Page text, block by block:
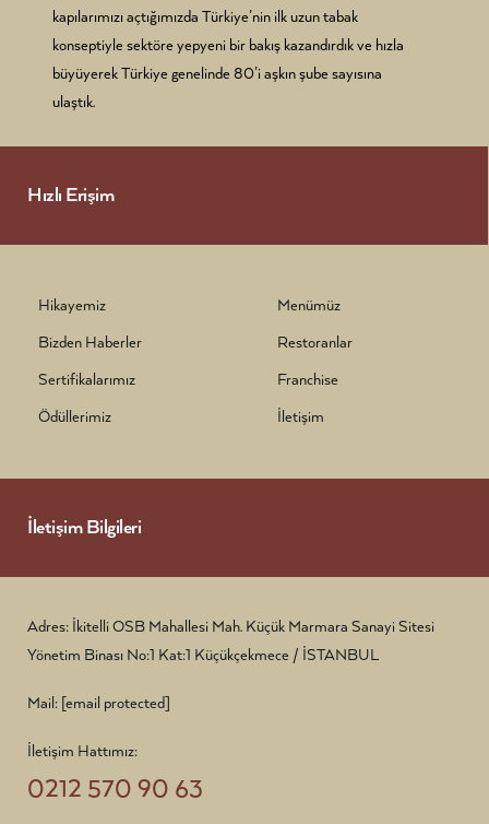
kapılarımızı açtığımızda Türkiye’nin ilk uzun tabak
konseptiyle sektöre yepyeni bir bakış kazandırdık ve hızla
büyüyerek Türkiye genelinde 80’i aşkın şube sayısına
ulaştık.
Hızlı Erişim
Hikayemiz
Bizden Haberler
Sertifikalarımız
Ödüllerimiz
Menümüz
Restoranlar
Franchise
İletişim
İletişim Bilgileri
Adres: İkitelli OSB Mahallesi Mah. Küçük Marmara Sanayi Sitesi
Yönetim Binası No:1 Kat:1 Küçükçekmece / İSTANBUL
Mail: [email protected]
İletişim Hattımız:
0212 570 90 63